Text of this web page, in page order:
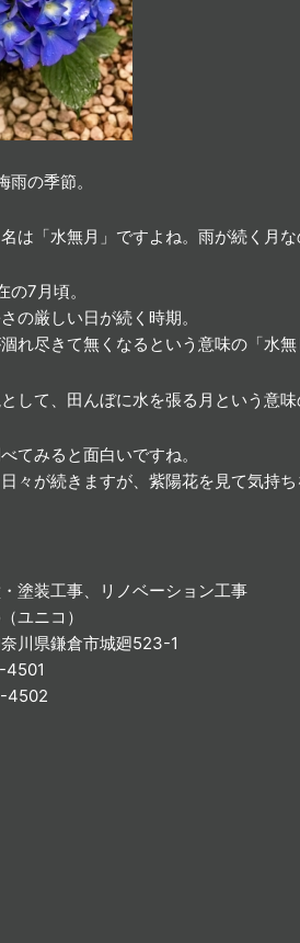
の季節。
は「水無月」ですよね。雨が続く月
の7月頃。
の厳しい日が続く時期。
れ尽きて無くなるという意味の「水
して、田んぼに水を張る月という意
てみると面白いですね。
々が続きますが、紫陽花を見て気持ち
塗装工事、リノベーション工事
ユニコ）
川県鎌倉市城廻523-1
4501
4502